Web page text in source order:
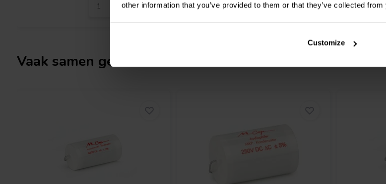
other information that you’ve provided to them or that they’ve collected
Customize
Vaak samen gekocht